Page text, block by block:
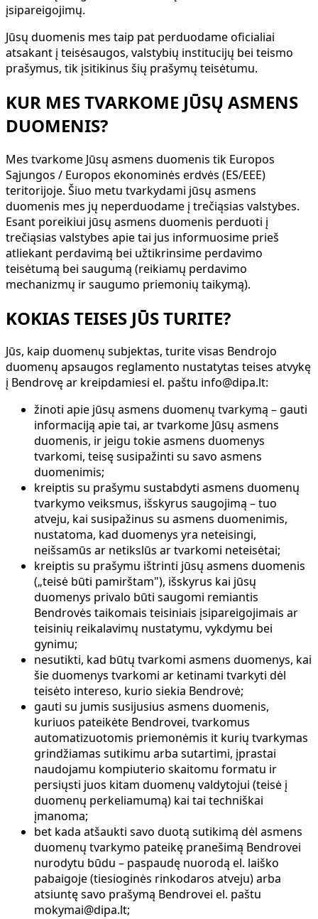
įsipareigojimų.
Jūsų duomenis mes taip pat perduodame oficialiai
atsakant į teisėsaugos, valstybių institucijų bei teismo
prašymus, tik įsitikinus šių prašymų teisėtumu.
KUR MES TVARKOME JŪSŲ ASMENS
DUOMENIS?
Mes tvarkome Jūsų asmens duomenis tik Europos
Sąjungos / Europos ekonominės erdvės (ES/EEE)
teritorijoje. Šiuo metu tvarkydami jūsų asmens
duomenis mes jų neperduodame į trečiąsias valstybes.
Esant poreikiui jūsų asmens duomenis perduoti į
trečiąsias valstybes apie tai jus informuosime prieš
atliekant perdavimą bei užtikrinsime perdavimo
teisėtumą bei saugumą (reikiamų perdavimo
mechanizmų ir saugumo priemonių taikymą).
KOKIAS TEISES JŪS TURITE?
Jūs, kaip duomenų subjektas, turite visas Bendrojo
duomenų apsaugos reglamento nustatytas teises atvykę
į Bendrovę ar kreipdamiesi el. paštu info@dipa.lt:
žinoti apie jūsų asmens duomenų tvarkymą – gauti
informaciją apie tai, ar tvarkome Jūsų asmens
duomenis, ir jeigu tokie asmens duomenys
tvarkomi, teisę susipažinti su savo asmens
duomenimis;
kreiptis su prašymu sustabdyti asmens duomenų
tvarkymo veiksmus, išskyrus saugojimą – tuo
atveju, kai susipažinus su asmens duomenimis,
nustatoma, kad duomenys yra neteisingi,
neišsamūs ar netikslūs ar tvarkomi neteisėtai;
kreiptis su prašymu ištrinti jūsų asmens duomenis
(„teisė būti pamirštam"), išskyrus kai jūsų
duomenys privalo būti saugomi remiantis
Bendrovės taikomais teisiniais įsipareigojimais ar
teisinių reikalavimų nustatymu, vykdymu bei
gynimu;
nesutikti, kad būtų tvarkomi asmens duomenys, kai
šie duomenys tvarkomi ar ketinami tvarkyti dėl
teisėto intereso, kurio siekia Bendrovė;
gauti su jumis susijusius asmens duomenis,
kuriuos pateikėte Bendrovei, tvarkomus
automatizuotomis priemonėmis it kurių tvarkymas
grindžiamas sutikimu arba sutartimi, įprastai
naudojamu kompiuterio skaitomu formatu ir
persiųsti juos kitam duomenų valdytojui (teisė į
duomenų perkeliamumą) kai tai techniškai
įmanoma;
bet kada atšaukti savo duotą sutikimą dėl asmens
duomenų tvarkymo pateikę pranešimą Bendrovei
nurodytu būdu – paspaudę nuorodą el. laiško
pabaigoje (tiesioginės rinkodaros atveju) arba
atsiuntę savo prašymą Bendrovei el. paštu
mokymai@dipa.lt;